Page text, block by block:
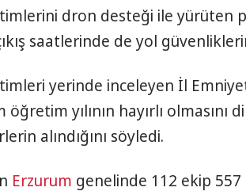
dron desteği ile yürüten
saatlerinde de yol
yerinde inceleyen İl
öğretim yılının hayırlı
alındığını söyledi.
Erzurum genelinde 112 ekip